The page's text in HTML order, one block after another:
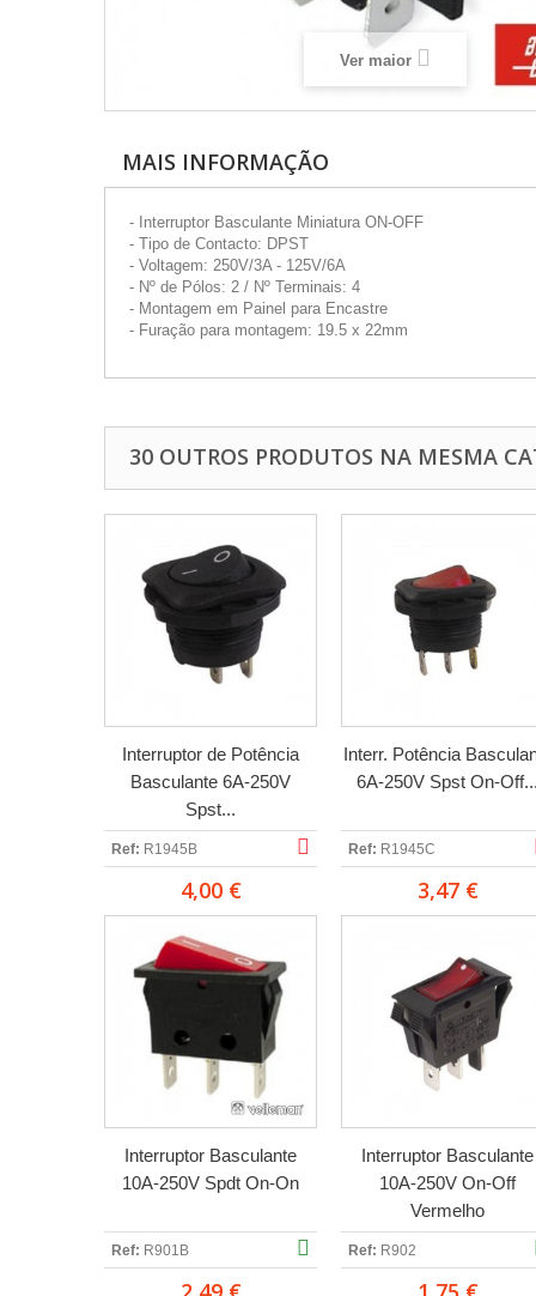
Ver maior
MAIS INFORMAÇÃO
- Interruptor Basculante Miniatura ON-OFF
- Tipo de Contacto: DPST
- Voltagem: 250V/3A - 125V/6A
- Nº de Pólos: 2 / Nº Terminais: 4
- Montagem em Painel para Encastre
- Furação para montagem: 19.5 x 22mm
30 OUTROS PRODUTOS NA MESMA
Interruptor de Potência
Basculante 6A-250V
Spst...
Ref: R1945B
4,00 €
Interr. Potência
6A-250V Spst On-Off...
Ref: R1945C
3,47 €
Interruptor Basculante
10A-250V Spdt On-On
Ref: R901B
Interruptor Basculante
10A-250V On-Off
Vermelho
Ref: R902